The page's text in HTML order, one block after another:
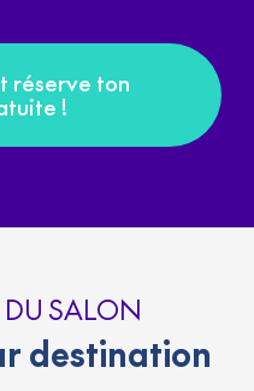
réserve ton
!
SALON
destination